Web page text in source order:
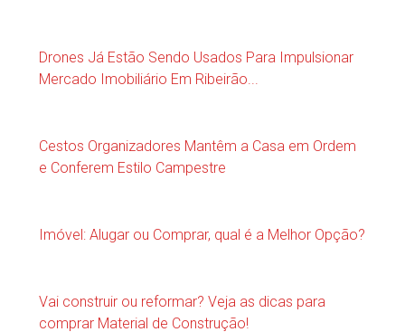
Drones Já Estão Sendo Usados Para Impulsionar
Mercado Imobiliário Em Ribeirão...
Cestos Organizadores Mantêm a Casa em Ordem
e Conferem Estilo Campestre
Imóvel: Alugar ou Comprar, qual é a Melhor Opção?
Vai construir ou reformar? Veja as dicas para
comprar Material de Construção!